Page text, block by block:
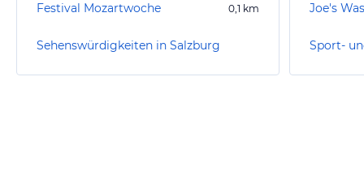
Festival Mozartwoche 0,1 km
Sehenswürdigkeiten in Salzburg